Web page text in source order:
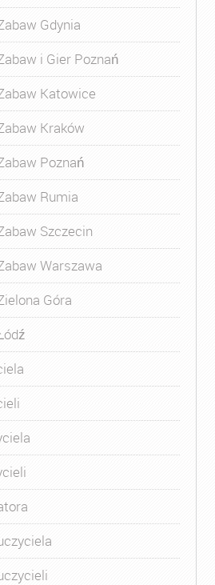
Gdynia
i Gier Poznań
Katowice
Kraków
Poznań
Rumia
Szczecin
Warszawa
Góra